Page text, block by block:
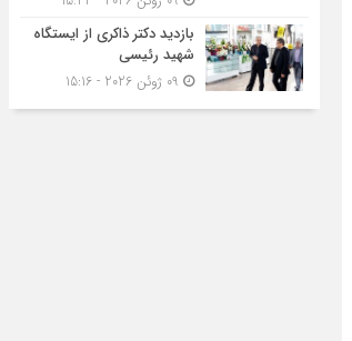
بازدید دکتر ذاکری از ایستگاه
شهید رئیسی